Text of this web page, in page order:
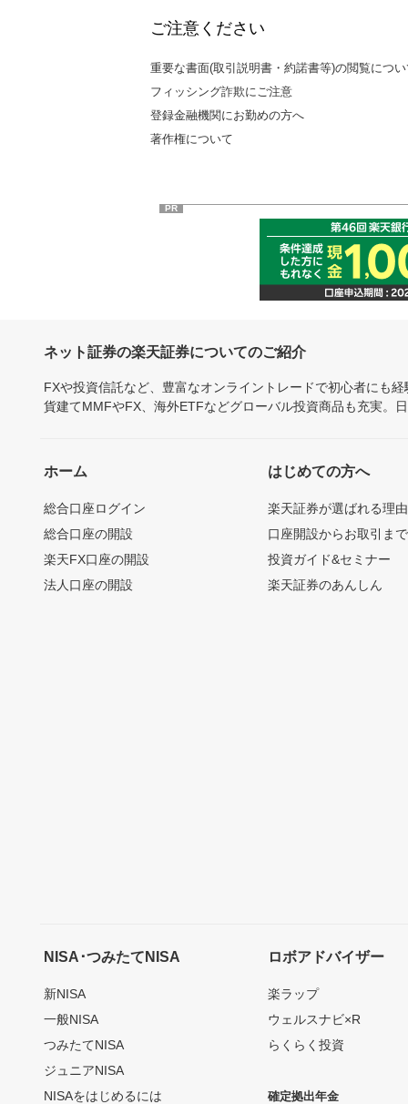
ご注意ください
重要な書面(取引説明書・約諾書等)の閲覧につ
フィッシング詐欺にご注意
登録金融機関にお勤めの方へ
著作権について
PR
ネット証券の楽天証券についてのご紹介
FXや投資信託など、豊富なオンライントレードで初心者にも
貨建てMMFやFX、海外ETFなどグローバル投資商品も充実。
ホーム
総合口座ログイン
総合口座の開設
楽天FX口座の開設
法人口座の開設
はじめての方へ
楽天証券が選ばれる理由
口座開設からお取引ま
投資ガイド&セミナー
楽天証券のあんしん
NISA･つみたてNISA
新NISA
一般NISA
つみたてNISA
ジュニアNISA
NISAをはじめるには
ロボアドバイザー
楽ラップ
ウェルスナビ×R
らくらく投資
確定拠出年金